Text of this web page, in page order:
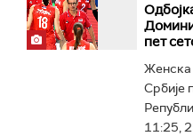
пет
Женска
Србије
11:25,